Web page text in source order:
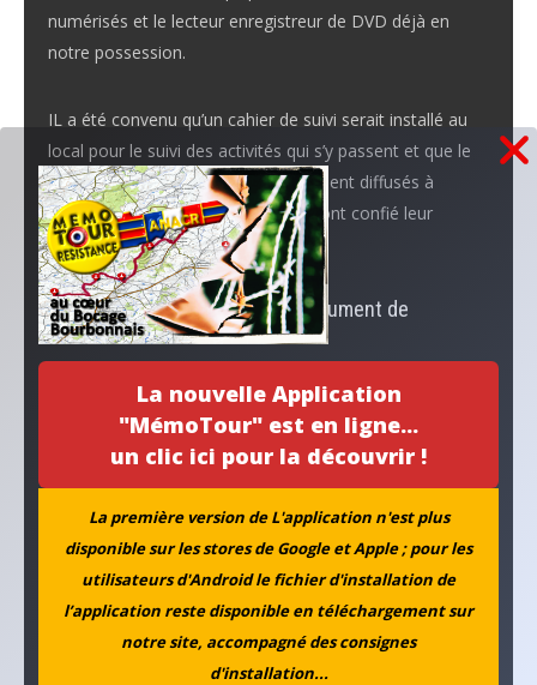
La nouvelle Application
"MémoTour" est en ligne...
un clic ici pour la découvrir !
La première version de L'application n'est plus
disponible sur les stores de Google et Apple ; pour les
utilisateurs d'Android le fichier d'installation de
l’application reste disponible en téléchargement sur
notre site, accompagné des consignes
d'installation...
numérisés et le lecteur enregistreur de DVD déjà en
notre possession.
IL a été convenu qu’un cahier de suivi serait installé au
local pour le suivi des activités qui s’y passent et que le
compte-rendu de nos réunions seraient diffusés à
l’ensemble des adhérents qui nous ont confié leur
adresse électronique.
3.Point sur le chantier du monument de
Moladier.
signée avec l’ONF.
Il restera ensuite à préparer une convention avec la
monument et de prendre contact avec l’équipe locale de
l’ONF afin de préciser les modalités de l’installation.
Quant à la taille de la pierre, elle avance au gré des
caprices de la météo sur le chantier…